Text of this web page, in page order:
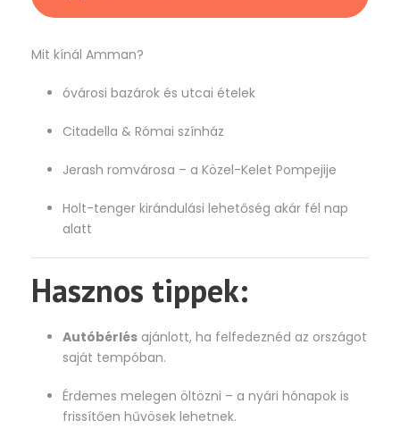
Mit kínál Amman?
óvárosi bazárok és utcai ételek
Citadella & Római színház
Jerash romvárosa – a Közel-Kelet Pompejije
Holt-tenger kirándulási lehetőség akár fél nap
alatt
Hasznos tippek:
Autóbérlés ajánlott, ha felfedeznéd az országot
saját tempóban.
Érdemes melegen öltözni – a nyári hónapok is
frissítően hűvösek lehetnek.